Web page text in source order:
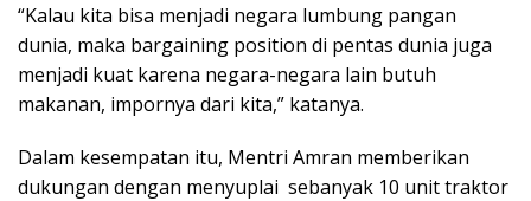
“Kalau kita bisa menjadi negara lumbung pangan
dunia, maka bargaining position di pentas dunia juga
menjadi kuat karena negara-negara lain butuh
makanan, impornya dari kita,” katanya.
Dalam kesempatan itu, Mentri Amran memberikan
dukungan dengan menyuplai sebanyak 10 unit traktor